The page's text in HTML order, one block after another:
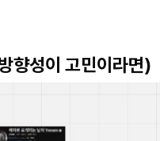
향성이 고민이라면)